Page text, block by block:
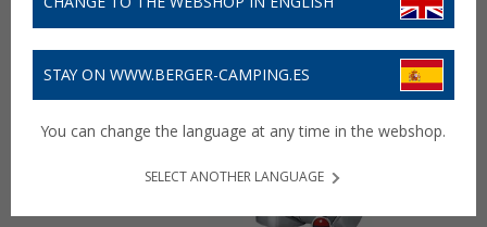
STAY ON WWW.BERGER-CAMPING.ES
You can change the language at any time in the webshop.
SELECT ANOTHER LANGUAGE